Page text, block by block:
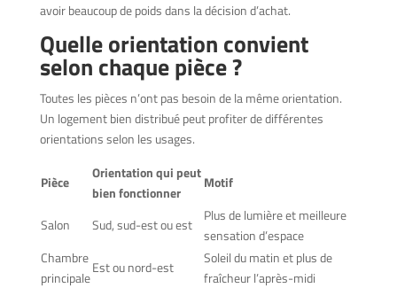
avoir beaucoup de poids dans la décision d’achat.
Quelle orientation convient
selon chaque pièce ?
Toutes les pièces n’ont pas besoin de la même orientation.
Un logement bien distribué peut profiter de différentes
orientations selon les usages.
Pièce
Orientation qui peut
bien fonctionner
Motif
Salon Sud, sud-est ou est
Plus de lumière et meilleure
sensation d’espace
Chambre
principale
Est ou nord-est
Soleil du matin et plus de
fraîcheur l’après-midi